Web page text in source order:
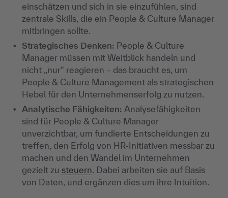
einschätzen und sich in sie einzufühlen, sind
zentrale Skills, die ein People & Culture Manager
mitbringen sollte.
Strategisches Denken: People & Culture
Manager müssen mit Weitblick handeln und
nicht „nur“ reagieren – das braucht es, um
People & Culture Management als strategischen
Hebel für den Unternehmenserfolg zu nutzen.
Analytische Fähigkeiten: Analysefähigkeiten
sind für People & Culture Manager
unverzichtbar, um fundierte Entscheidungen zu
treffen, den Erfolg von HR-Initiativen messbar zu
machen und den Wandel im Unternehmen
gezielt zu steuern. Dabei arbeiten sie auf Basis
von Daten, und ergänzen dies um ihre Intuition.